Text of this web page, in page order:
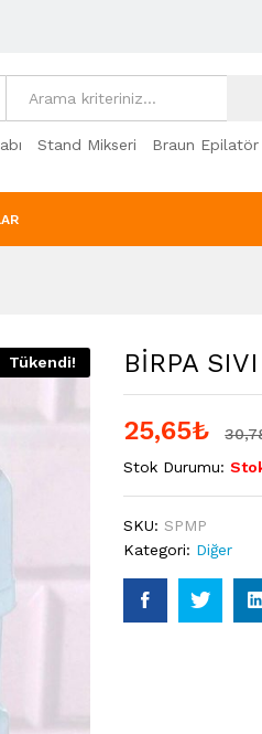
Stand Mikseri
Braun Epilatör
Tükendi! BİRPA
25,65₺
Stok Durumu:
SKU:SPMP
Kategori: Diğer